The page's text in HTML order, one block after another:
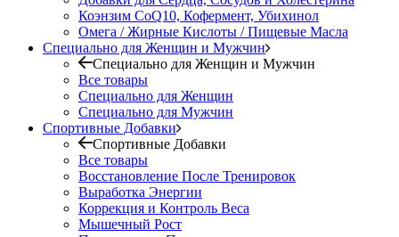
Коэнзим CoQ10, Кофермент, Убихинол
Омега / Жирные Кислоты / Пищевые Масла
Специально для Женщин и Мужчин
Специально для Женщин и Мужчин
Все товары
Специально для Женщин
Специально для Мужчин
Спортивные Добавки
Спортивные Добавки
Все товары
Восстановление После Тренировок
Выработка Энергии
Коррекция и Контроль Веса
Мышечный Рост